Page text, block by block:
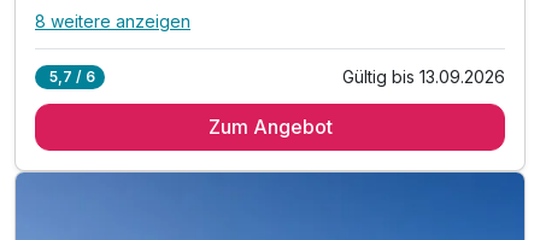
Alle Inklusivleistungen
1 Familienspiel / Buch für mehr Zeit zusammen
8 weitere anzeigen
5,7 / 6 Gültig bis 13.09.2026
Zum Angebot